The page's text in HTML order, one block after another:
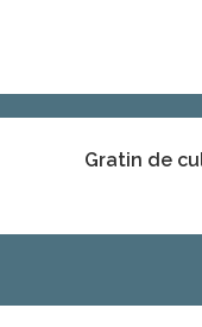
Gratin de